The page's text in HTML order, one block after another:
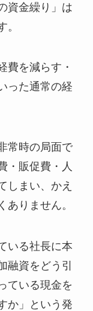
資金繰り」は
。
費を減らす・
った通常の経
常時の局面で
・販促費・人
しまい、かえ
ありません。
いる社長に本
融資をどう引
ている現金を
か」という発